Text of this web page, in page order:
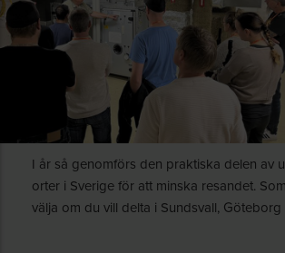
I år så genomförs den praktiska delen av
orter i Sverige för att minska resandet.
välja om du vill delta i Sundsvall,